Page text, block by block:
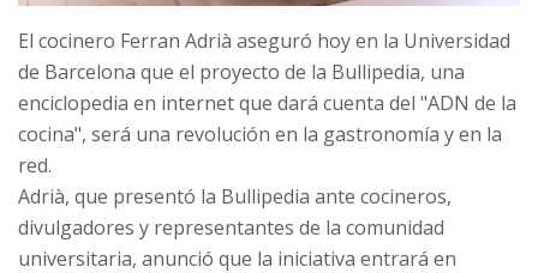
El cocinero Ferran Adrià aseguró hoy en la Universidad
de Barcelona que el proyecto de la Bullipedia, una
enciclopedia en internet que dará cuenta del "ADN de la
cocina", será una revolución en la gastronomía y en la
red.
Adrià, que presentó la Bullipedia ante cocineros,
divulgadores y representantes de la comunidad
universitaria, anunció que la iniciativa entrará en